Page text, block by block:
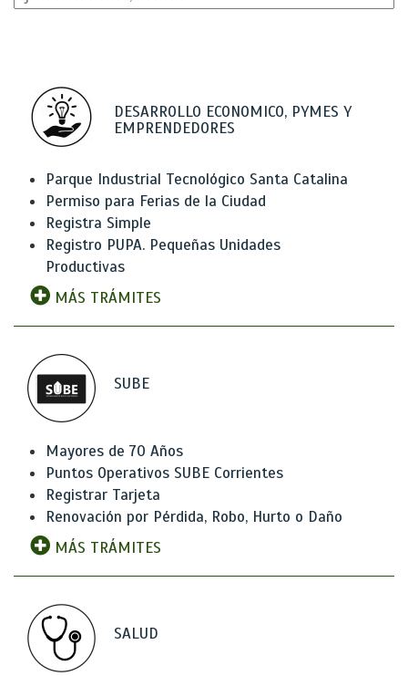
DESARROLLO ECONOMICO, PYMES Y
EMPRENDEDORES
Parque Industrial Tecnológico Santa Catalina
Permiso para Ferias de la Ciudad
Registra Simple
Registro PUPA. Pequeñas Unidades
Productivas
MÁS TRÁMITES
SUBE
Mayores de 70 Años
Puntos Operativos SUBE Corrientes
Registrar Tarjeta
Renovación por Pérdida, Robo, Hurto o Daño
MÁS TRÁMITES
SALUD